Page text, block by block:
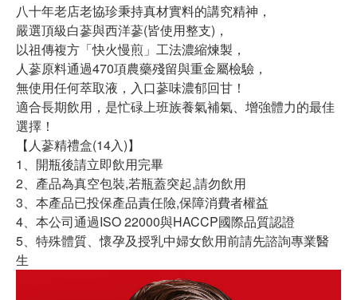
八十年老店老協珍秉持真材實料的講究精神，
嚴選頂級白蔘與西洋蔘(皆使用整支)，
以祖傳複方「快火慢煎」工法濃縮煉製，
人蔘原料通過470項農藥殘留與重金屬檢驗，
無使用任何萃取液，入口蔘味濃郁回甘！
適合長期飲用，是忙碌上班族養氣補氣、增強體力的最佳
選擇！
【人蔘精禮盒(14入)】
1、開瓶後請立即飲用完畢
2、產品為真空包裝,若瓶蓋突起,請勿飲用
3、本產品已投保產品責任險,保障消費者權益
4、本公司通過ISO 22000與HACCP國際品質認證
5、特殊體質、懷孕及授乳中婦女飲用前請先諮詢專業醫
生